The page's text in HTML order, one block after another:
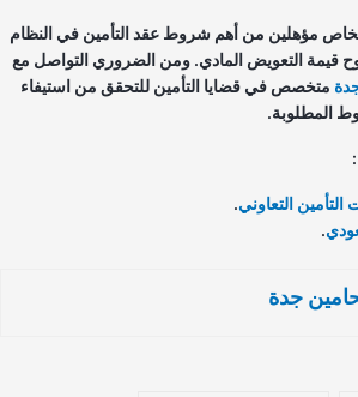
مؤهلين من أهم شروط عقد التأمين في النظام
التعويض المادي. ومن الضروري التواصل مع
متخصص في قضايا التأمين للتحقق من استيفاء
المطلوبة.
التعاوني.
.
جدة